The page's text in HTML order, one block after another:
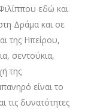
εδώ και
Δράμα και σε
της Ηπείρου,
σεντούκια,
της
είναι το
τις δυνατότητες